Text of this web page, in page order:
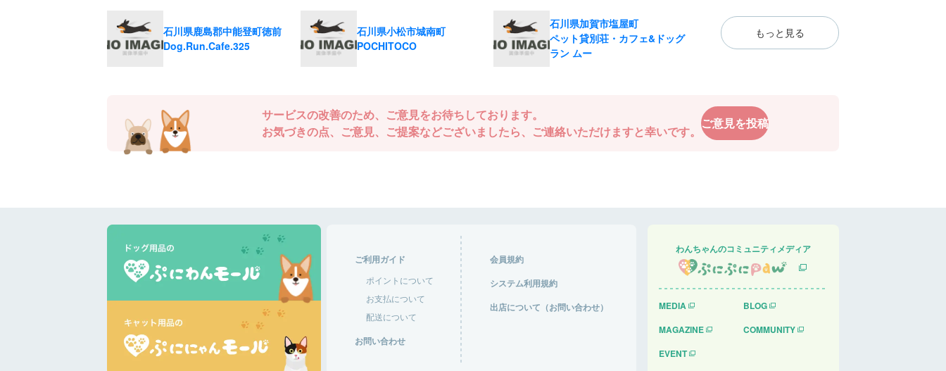
石川県鹿島郡中能登町徳前
Dog.Run.Cafe.325
石川県小松市城南町
POCHITOCO
石川県加賀市塩屋町
ペット貸別荘・カフェ&ドッグ
ラン ムー
もっと見る
サービスの改善のため、ご意見をお待ちしております。
お気づきの点、ご意見、ご提案などございましたら、ご連絡いただけますと幸いです。
ご意見を投稿
ご利用ガイド
ポイントについて
お支払について
配送について
お問い合わせ
会員規約
システム利用規約
出店について（お問い合わせ）
わんちゃんのコミュニティメディア
MEDIA
BLOG
MAGAZINE
COMMUNITY
EVENT